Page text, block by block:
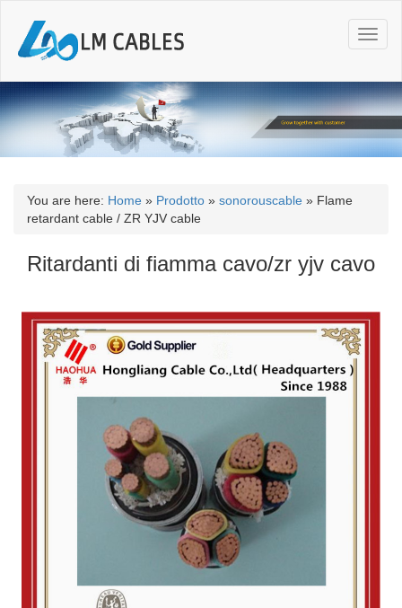
T
o
g
l
n
a
i
You are here: Home » Prodotto » sonorouscable » Flame
retardant cable / ZR YJV cable
Ritardanti di fiamma cavo/zr yjv cavo